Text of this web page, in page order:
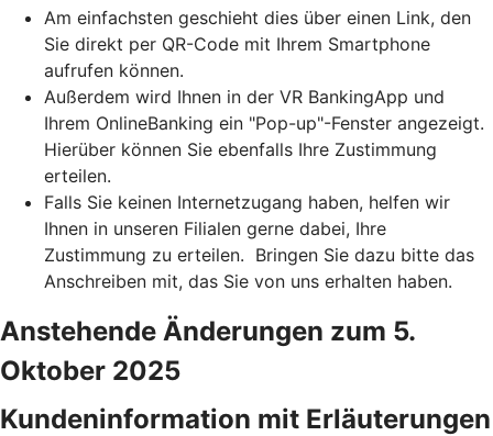
Am einfachsten geschieht dies über einen Link, den
Sie direkt per QR-Code mit Ihrem Smartphone
aufrufen können.
Außerdem wird Ihnen in der VR BankingApp und
Ihrem OnlineBanking ein "Pop-up"-Fenster angezeigt.
Hierüber können Sie ebenfalls Ihre Zustimmung
erteilen.
Falls Sie keinen Internetzugang haben, helfen wir
Ihnen in unseren Filialen gerne dabei, Ihre
Zustimmung zu erteilen. Bringen Sie dazu bitte das
Anschreiben mit, das Sie von uns erhalten haben.
Anstehende Änderungen zum 5.
Oktober 2025
Kundeninformation mit Erläuterungen